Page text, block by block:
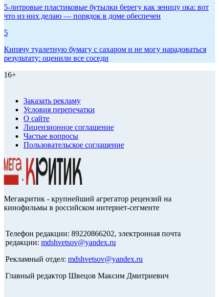
5-литровые пластиковые бутылки берегу как зеницу ока: вот
что из них делаю — порядок в доме обеспечен
5
Кипячу туалетную бумагу с сахаром и не могу нарадоваться
результату: оценили все соседи
16+
Заказать рекламу
Условия перепечатки
О сайте
Лицензионное соглашение
Частые вопросы
Пользовательское соглашение
Мегакритик - крупнейший агрегатор рецензий на
кинофильмы в российском интернет-сегменте
Телефон редакции: 89220866202, электронная почта
редакции: mdshvetsov@yandex.ru
Рекламный отдел: mdshvetsov@yandex.ru
Главный редактор Швецов Максим Дмитриевич